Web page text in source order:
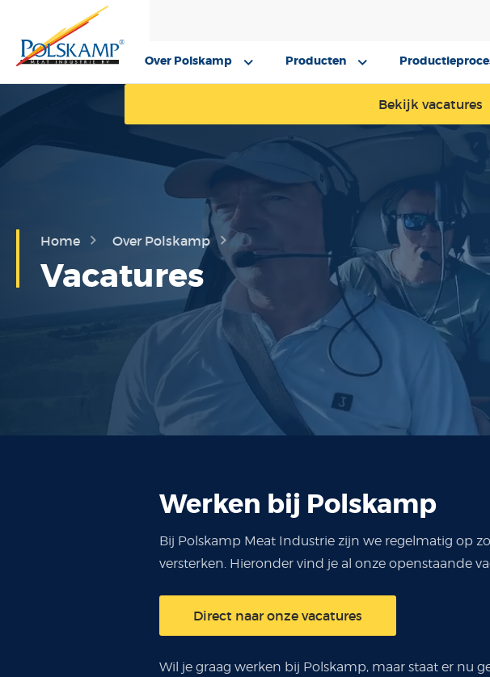
Over Polskamp Producten
Bekijk vacatures
Home Over Polskamp
Vacatures
Werken bij Polskamp
Bij Polskamp Meat Industrie zijn we regelmatig op
versterken. Hieronder vind je al onze openstaande
Direct naar onze vacatures
Wil je graag werken bij Polskamp, maar staat er nu